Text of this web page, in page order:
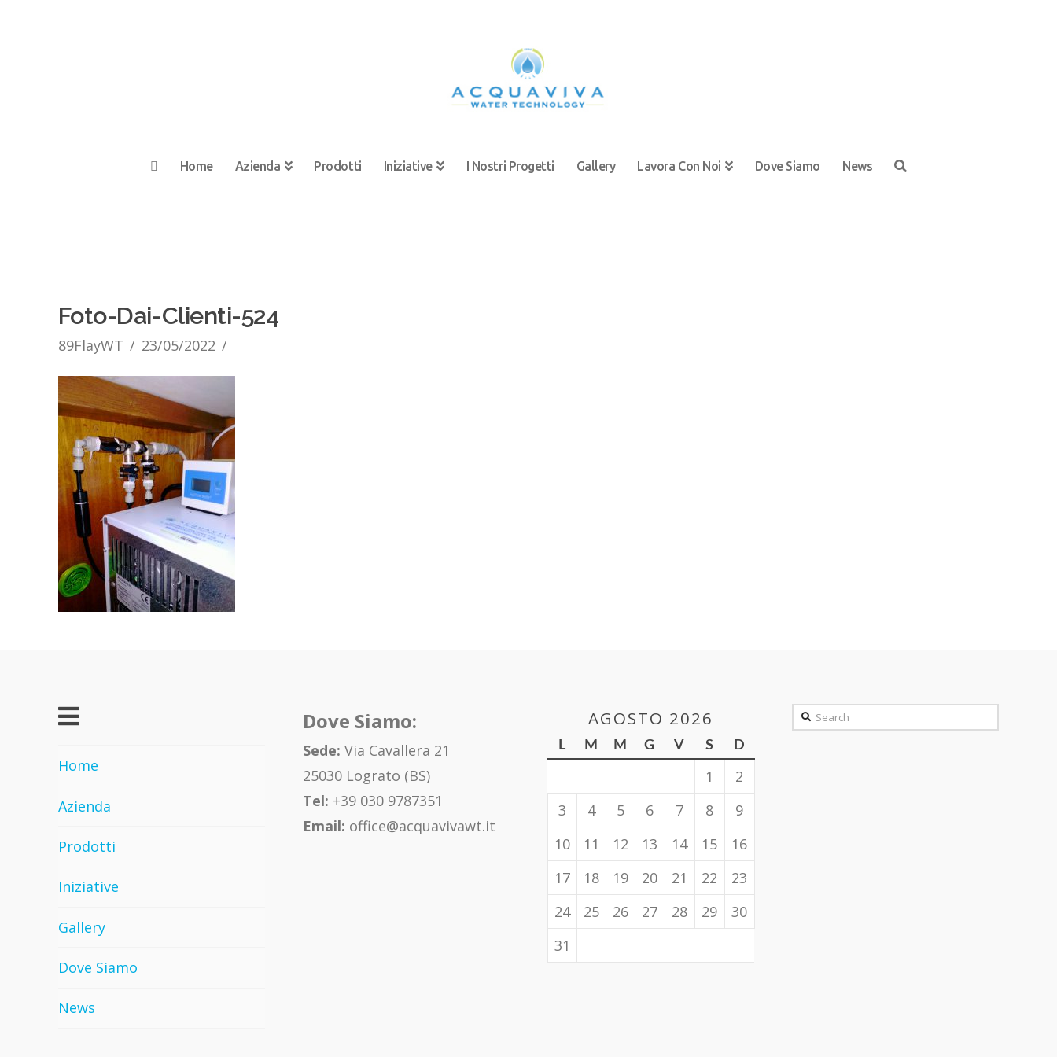
Home Azienda Prodotti Iniziative I Nostri Progetti Gallery Lavora Con Noi Dove Siamo News
Foto-Dai-Clienti-524
89FlayWT 23/05/2022
Home
Azienda
Prodotti
Iniziative
Gallery
Dove Siamo
News
Dove Siamo:
Sede: Via Cavallera 21
25030 Lograto (BS)
Tel: +39 030 9787351
Email: office@acquavivawt.it
AGOSTO 2026
L M M G V S D
1
2
3
4 5 6 7 8
9
10
11 12 13 14 15
16
17
18 19 20 21 22
23
24
25 26 27 28 29
30
31
Search